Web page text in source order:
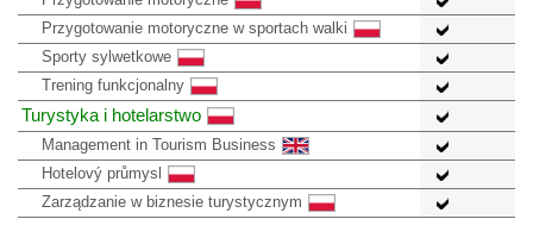
Przygotowanie motoryczne w sportach walki
Sporty sylwetkowe
Trening funkcjonalny
Turystyka i hotelarstwo
Management in Tourism Business
Hotelový průmysl
Zarządzanie w biznesie turystycznym